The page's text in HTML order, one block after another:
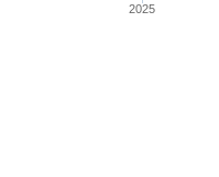
2025